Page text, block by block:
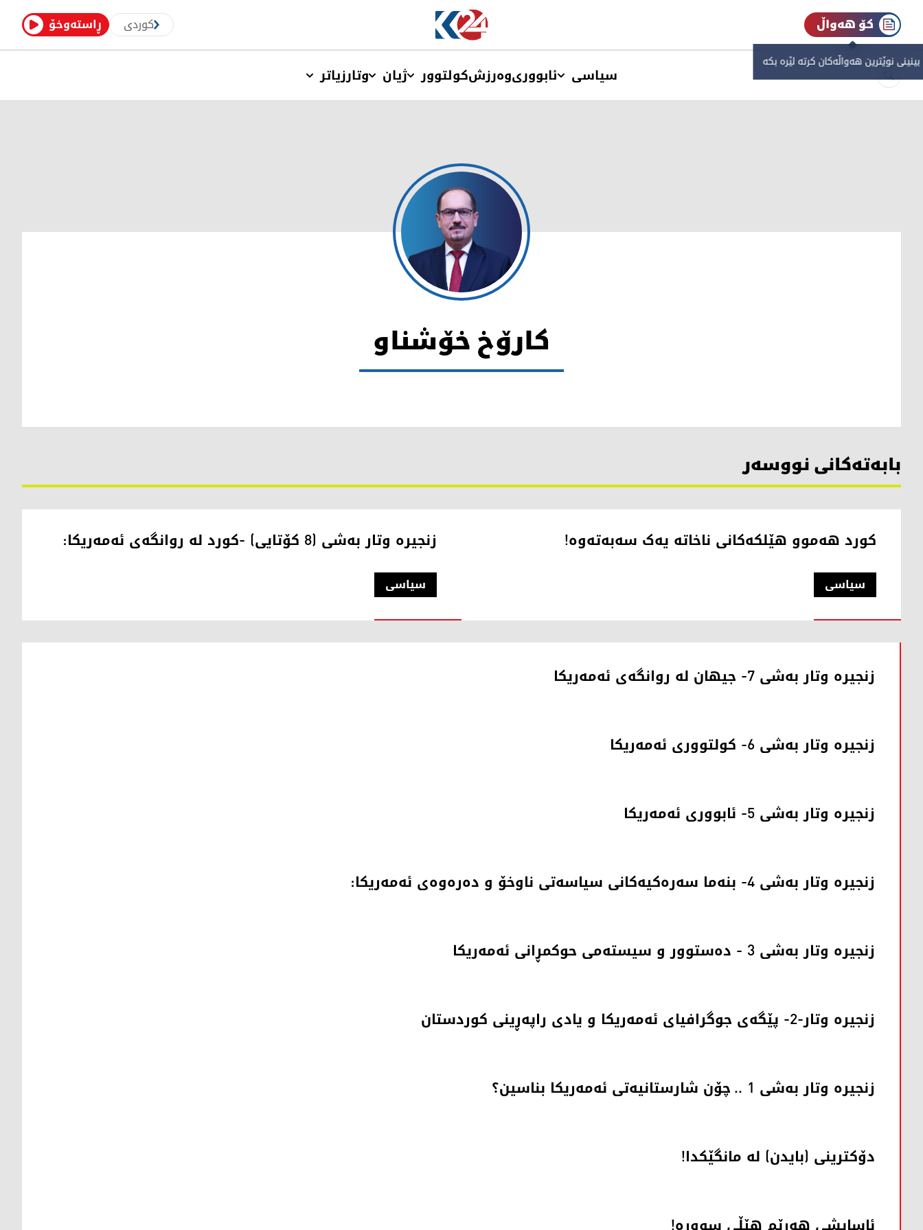
ڕاستەوخۆ کوردی کۆ هەواڵ
نوێترین هەواڵەکان کرتە لێرە بکە
سیاسی ئابووریوەرزشکولتوور ژیان وتارزیاتر
كارۆخ خۆشناو
كارۆخ خۆشناو
بابەتەکانی نووسەر
سیاسی
کورد هەموو هێلکەکانی ناخاتە یەک سەبەتەوە!
سیاسی
زنجیرە وتار بەشی (8 کۆتایی) -کورد لە روانگەی ئەمەریکا:
زنجیرە وتار بەشی 7- جیهان لە روانگەی ئەمەریکا
زنجیرە وتار بەشی 6- کولتووری ئەمەریکا
زنجیرە وتار بەشی 5- ئابووری ئەمەریکا
زنجیرە وتار بەشی 4- بنەما سەرەکیەکانی سیاسەتی ناوخۆ و دەرەوەی ئەمەریکا:
زنجیره‌ وتار به‌شی 3 - دەستوور و سیستەمی حوکمڕانی ئەمەریکا
زنجیره‌ وتار-2- پێگەی جوگرافیای ئەمەریکا و یادی راپەڕینی کوردستان
زنجیرە وتار به‌شی 1 .. چۆن شارستانیەتی ئەمەریکا بناسین؟
دۆکترینی (بایدن) لە مانگێکدا!